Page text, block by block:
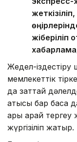
жіберіліп
Жедел-
мемлекеттік
да заттай
қатысы бар басқа
ары қарай
жүргізіліп жатыр.